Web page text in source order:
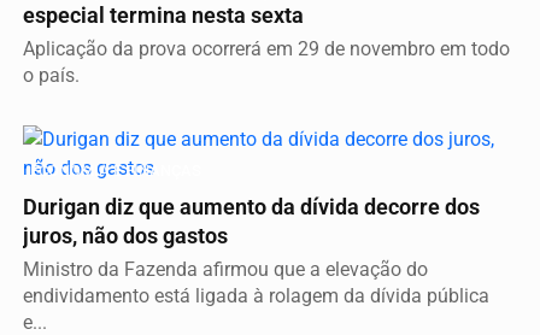
especial termina nesta sexta
Aplicação da prova ocorrerá em 29 de novembro em todo
o país.
ECONOMIA E FINANÇAS
Durigan diz que aumento da dívida decorre dos
juros, não dos gastos
Ministro da Fazenda afirmou que a elevação do
endividamento está ligada à rolagem da dívida pública
e...